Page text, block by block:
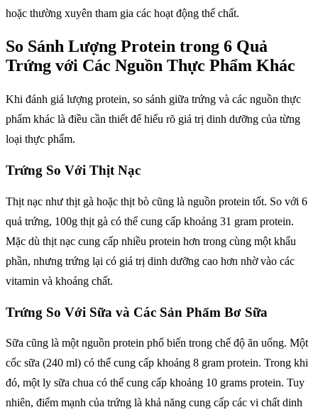
hoặc thường xuyên tham gia các hoạt động thể chất.
So Sánh Lượng Protein trong 6 Quả
Trứng với Các Nguồn Thực Phẩm Khác
Khi đánh giá lượng protein, so sánh giữa trứng và các nguồn thực
phẩm khác là điều cần thiết để hiểu rõ giá trị dinh dưỡng của từng
loại thực phẩm.
Trứng So Với Thịt Nạc
Thịt nạc như thịt gà hoặc thịt bò cũng là nguồn protein tốt. So với 6
quả trứng, 100g thịt gà có thể cung cấp khoảng 31 gram protein.
Mặc dù thịt nạc cung cấp nhiều protein hơn trong cùng một khẩu
phần, nhưng trứng lại có giá trị dinh dưỡng cao hơn nhờ vào các
vitamin và khoáng chất.
Trứng So Với Sữa và Các Sản Phẩm Bơ Sữa
Sữa cũng là một nguồn protein phổ biến trong chế độ ăn uống. Một
cốc sữa (240 ml) có thể cung cấp khoảng 8 gram protein. Trong khi
đó, một ly sữa chua có thể cung cấp khoảng 10 grams protein. Tuy
nhiên, điểm mạnh của trứng là khả năng cung cấp các vi chất dinh